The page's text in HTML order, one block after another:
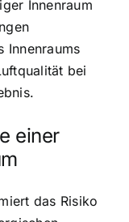
Innenraum
Innenraums
bei
einer
das Risiko